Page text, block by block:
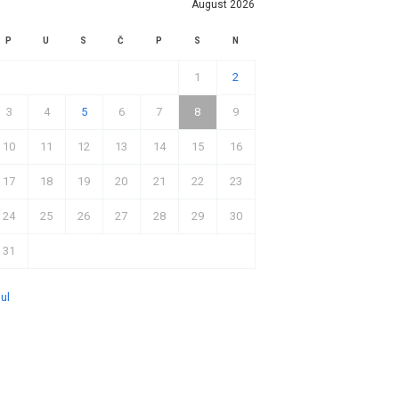
August 2026
P U S Č P S N
1 2
3 4 5 6 7 8 9
10 11 12 13 14 15 16
17 18 19 20 21 22 23
24 25 26 27 28 29 30
31